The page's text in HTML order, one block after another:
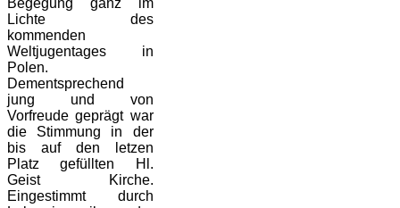
Begegung ganz im
Lichte des
kommenden
Weltjugentages in
Polen.
Dementsprechend
jung und von
Vorfreude geprägt war
die Stimmung in der
bis auf den letzen
Platz gefüllten Hl.
Geist Kirche.
Eingestimmt durch